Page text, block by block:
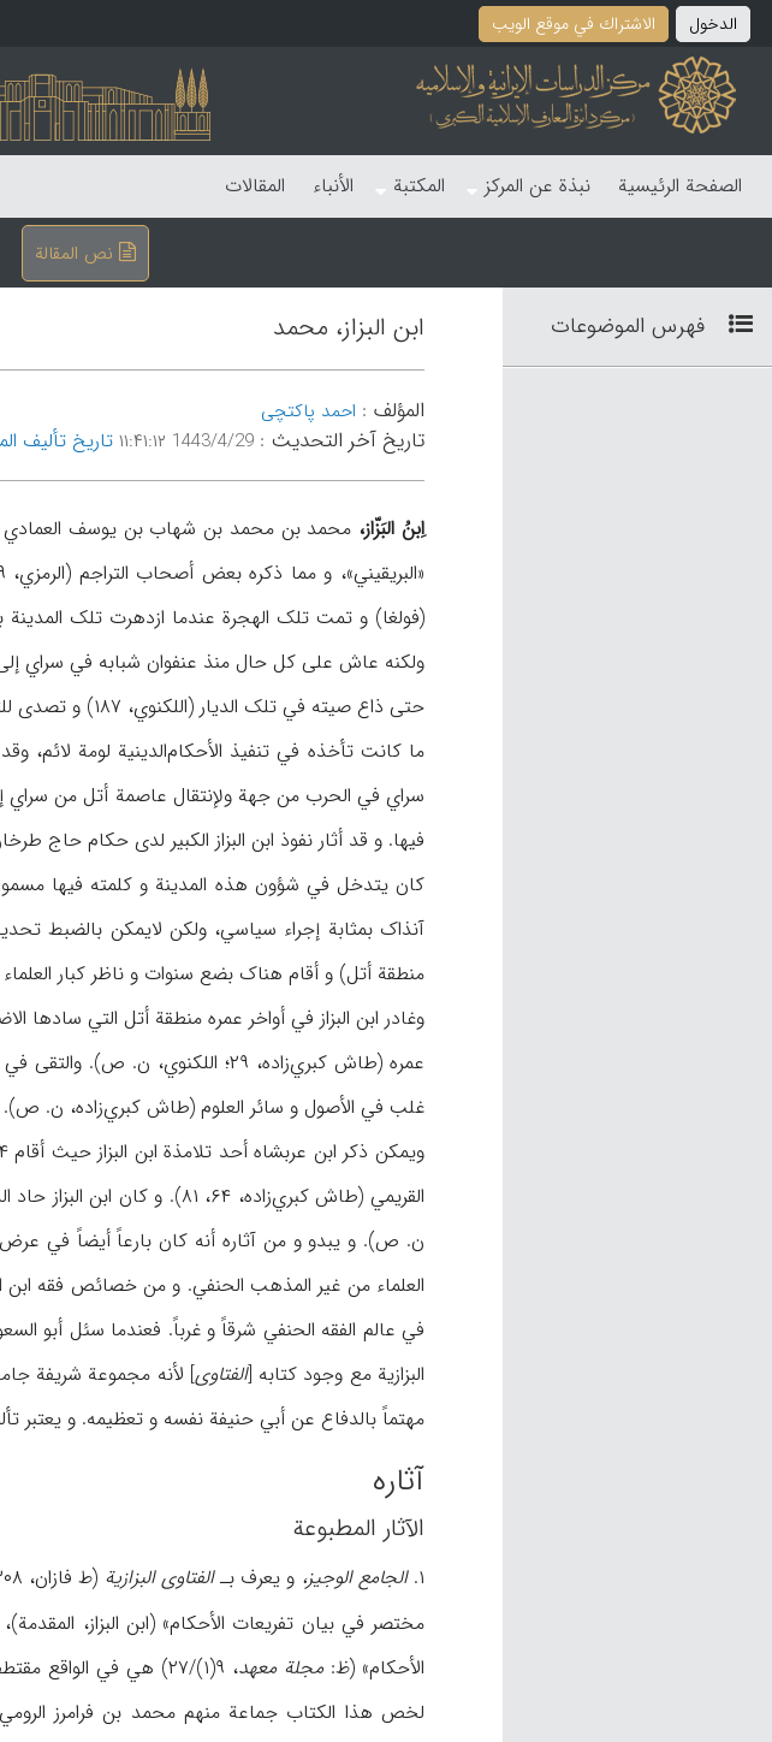
الدخول الاشتراك في موقع الویب
الصفحة الرئیسیة نبذة عن المرکز المکتبة الأنباء المقالات
نص المقالة
فهرس الموضوعات ابن البزاز، محمد
المؤلف : احمد پاکتچی
تاریخ آخر التحدیث :1443/4/29 ۱۱:۴۱:۱۲ تاریخ تألیف
اِبنُ البَزّاز،
(فولغا) و تمت تلک الهجرة عندما ازدهرت تلک المدینة
ولکنه عاش علی کل حال منذ عنفوان شبابه في سراي إلی
حتی ذاع صیته
سراي في الحرب من جهة ولإنتقال عاصمة أتل من سراي
آنذاک بمثابة إجراء سیاسي، ولکن لایمکن بالضبط
منطقة أتل) و أقام هناک بضع سنوات و ناظر کبار العلماء تلک
وغادر ابن البزاز في أواخر عمره منطقة أتل التي سادها
عمره (طاش کبري‌زاده، ۲۹؛
غلب في الأصول و سائر العلوم (طاش کبري‌زاده، ن. ص).
القریمي (طاش کبري‌زاده، ۶۴، ۸۱). و کان ابن البزاز حاد الذکاء و حفظ الکثیر من المتون الفقهیة الحنفیة
ن. ص). و یبدو و من آثاره أنه کان بارعاً أیضاً في عرض
العلماء من غیر المذهب الحنفي. و من خصائص فقه ابن
في عالم الفقه الحنفي شرقاً و غرباً. فعندما سئل أبو
البزازیة مع وجود کتابه [الفتاوی
مهتماً بالدفاع عن أبي حنیفة نفسه و تعظیمه. و یعتبر
آثاره
الآثار المطبوعة
۱. الجامع الوجیز، و یعرف بـالفتاوی البزازیة (ط فازان، ۱۳۰۸هـ؛ بولاق، مصر، ۱۳۱۱هـ، علی هامش
مختصر في بیان تفریعات الأحکام» (ابن البزاز،
الأحکام» (ظ: مجلة معهد